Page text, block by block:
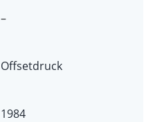
–
Offsetdruck
1984